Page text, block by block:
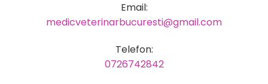
Email:
medicveterinarbucuresti@gmail.com
Telefon:
0726742842